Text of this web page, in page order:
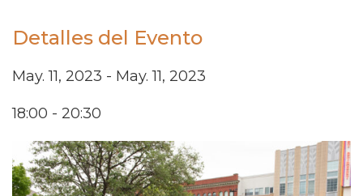
Detalles del Evento
May. 11, 2023 - May. 11, 2023
18:00 - 20:30